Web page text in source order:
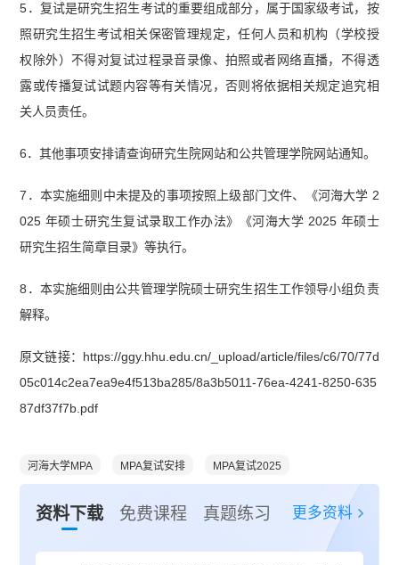
5．复试是研究生招生考试的重要组成部分，属于国家级考试，按
照研究生招生考试相关保密管理规定，任何人员和机构（学校授
权除外）不得对复试过程录音录像、拍照或者网络直播，不得透
露或传播复试试题内容等有关情况，否则将依据相关规定追究相
关人员责任。
6．其他事项安排请查询研究生院网站和公共管理学院网站通知。
7．本实施细则中未提及的事项按照上级部门文件、《河海大学 2
025 年硕士研究生复试录取工作办法》《河海大学 2025 年硕士
研究生招生简章目录》等执行。
8．本实施细则由公共管理学院硕士研究生招生工作领导小组负责
解释。
原文链接：https://ggy.hhu.edu.cn/_upload/article/files/c6/70/77d
05c014c2ea7ea9e4f513ba285/8a3b5011-76ea-4241-8250-635
87df37f7b.pdf
河海大学MPA MPA复试安排 MPA复试2025
资料下载 免费课程 真题练习 更多资料